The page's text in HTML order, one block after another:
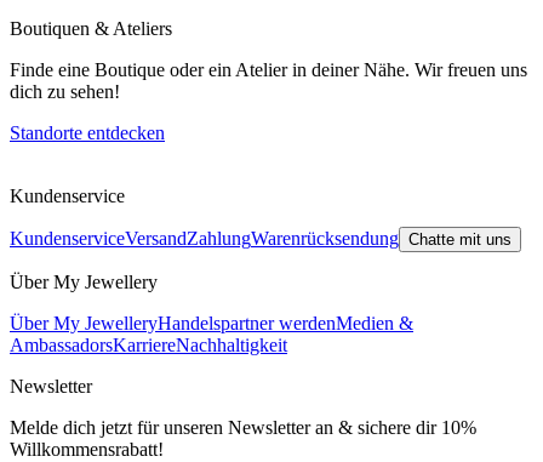
Boutiquen & Ateliers
Finde eine Boutique oder ein Atelier in deiner Nähe. Wir freuen uns
dich zu sehen!
Standorte entdecken
Kundenservice
KundenserviceVersandZahlungWarenrücksendung Chatte mit uns
Über My Jewellery
Über My JewelleryHandelspartner werdenMedien &
AmbassadorsKarriereNachhaltigkeit
Newsletter
Melde dich jetzt für unseren Newsletter an & sichere dir 10%
Willkommensrabatt!